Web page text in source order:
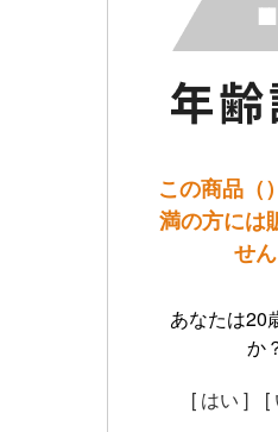
この商品（
満の方には
せん
あなたは20
か
[ はい ]
[